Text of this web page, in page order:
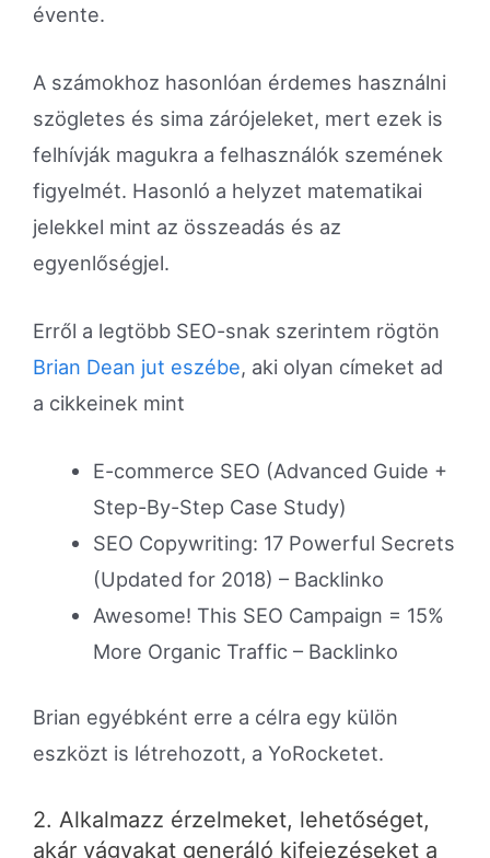
évente.
A számokhoz hasonlóan érdemes használni
szögletes és sima zárójeleket, mert ezek is
felhívják magukra a felhasználók szemének
figyelmét. Hasonló a helyzet matematikai
jelekkel mint az összeadás és az
egyenlőségjel.
Erről a legtöbb SEO-snak szerintem rögtön
Brian Dean jut eszébe, aki olyan címeket ad
a cikkeinek mint
E-commerce SEO (Advanced Guide +
Step-By-Step Case Study)
SEO Copywriting: 17 Powerful Secrets
(Updated for 2018) – Backlinko
Awesome! This SEO Campaign = 15%
More Organic Traffic – Backlinko
Brian egyébként erre a célra egy külön
eszközt is létrehozott, a YoRocketet.
2. Alkalmazz érzelmeket, lehetőséget,
akár vágyakat generáló kifejezéseket a